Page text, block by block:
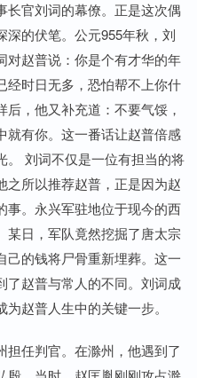
长官刘词的幕僚。正是这次偶
的伏笔。公元955年秋，刘
对赵普说：你是个有才华的年
经时日无多，恐怕帮不上你什
，他又补充道：不要气馁，
就有你。这一番话让赵普倍感
。 刘词不仅是一位有担当的将
之所以推荐赵普，正是因为赵
事。永兴军驻地位于现今的西
某日，军队竟然挖掘了唐太宗
己的钱将尸骨重新埋葬。这一
了赵普与常人的不同。刘词成
赵普人生中的关键一步。
任判官。在滁州，他遇到了